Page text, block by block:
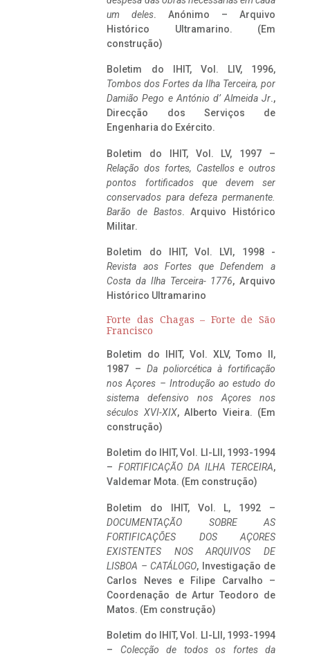
um deles. Anónimo – Arquivo
Histórico Ultramarino. (Em
construção)
Boletim do IHIT, Vol. LIV, 1996,
Tombos dos Fortes da Ilha Terceira, por
Damião Pego e António d’ Almeida Jr.,
Direcção dos Serviços de
Engenharia do Exército.
Boletim do IHIT, Vol. LV, 1997 –
Relação dos fortes, Castellos e outros
pontos fortificados que devem ser
conservados para defeza permanente.
Barão de Bastos. Arquivo Histórico
Militar.
Boletim do IHIT, Vol. LVI, 1998 -
Revista aos Fortes que Defendem a
Costa da Ilha Terceira- 1776, Arquivo
Histórico Ultramarino
Forte das Chagas – Forte de São
Francisco
Boletim do IHIT, Vol. XLV, Tomo II,
1987 – Da poliorcética à fortificação
nos Açores – Introdução ao estudo do
sistema defensivo nos Açores nos
séculos XVI-XIX, Alberto Vieira. (Em
construção)
Boletim do IHIT, Vol. LI-LII, 1993-1994
– FORTIFICAÇÃO DA ILHA TERCEIRA,
Valdemar Mota. (Em construção)
Boletim do IHIT, Vol. L, 1992 –
DOCUMENTAÇÃO SOBRE AS
FORTIFICAÇÕES DOS AÇORES
EXISTENTES NOS ARQUIVOS DE
LISBOA – CATÁLOGO, Investigação de
Carlos Neves e Filipe Carvalho –
Coordenação de Artur Teodoro de
Matos. (Em construção)
Boletim do IHIT, Vol. LI-LII, 1993-1994
– Colecção de todos os fortes da